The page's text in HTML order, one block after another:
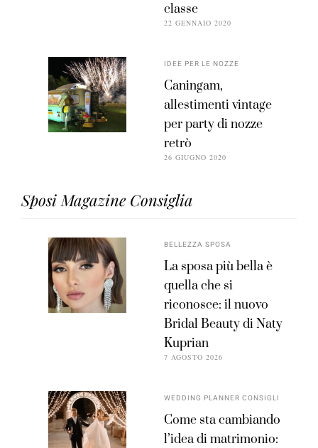
classe
22 GENNAIO 2020
IDEE PER LE NOZZE
Caningam,
allestimenti vintage
per party di nozze
retrò
26 GIUGNO 2020
Sposi Magazine Consiglia
BELLEZZA SPOSA
La sposa più bella è
quella che si
riconosce: il nuovo
Bridal Beauty di Naty
Kuprian
7 AGOSTO 2026
WEDDING PLANNER CONSIGLI
Come sta cambiando
l’idea di matrimonio: